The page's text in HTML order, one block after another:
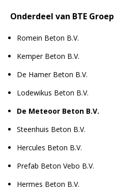
Onderdeel van BTE Groep
Romein Beton B.V.
Kemper Beton B.V.
De Hamer Beton B.V.
Lodewikus Beton B.V.
De Meteoor Beton B.V.
Steenhuis Beton B.V.
Hercules Beton B.V.
Prefab Beton Vebo B.V.
Hermes Beton B.V.